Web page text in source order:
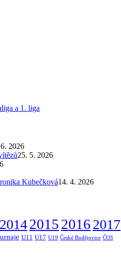
a 1. liga
2026
25. 5. 2026
Kubečková14. 4. 2026
2014201520162017
U11 U17 U19 České Budějovice ČOS